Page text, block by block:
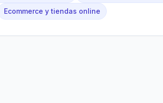
Ecommerce y tiendas online